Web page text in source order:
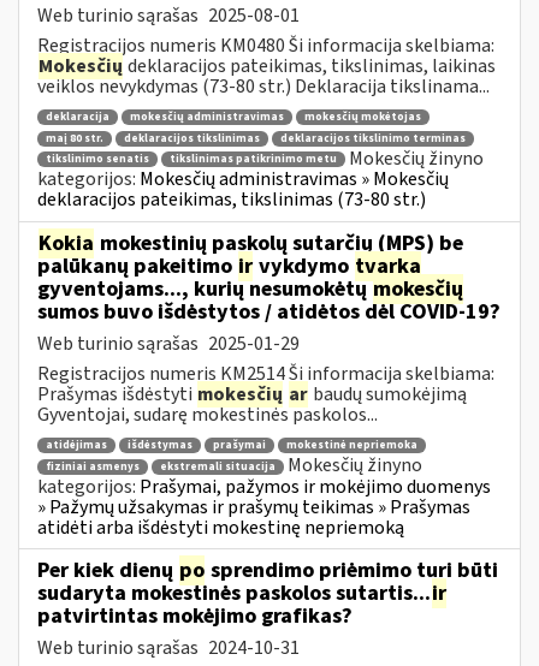
Web turinio sąrašas 2025-08-01
Registracijos numeris KM0480 Ši informacija skelbiama:
Mokesčių deklaracijos pateikimas, tikslinimas, laikinas
veiklos nevykdymas (73-80 str.) Deklaracija tikslinama...
deklaracija mokesčių administravimas
mokesčių mokėtojas
maį 80 str.
deklaracijos tikslinimas
deklaracijos tikslinimo terminas
tikslinimo senatis
tikslinimas patikrinimo metu
Mokesčių žinyno
kategorijos: Mokesčių administravimas » Mokesčių
deklaracijos pateikimas, tikslinimas (73-80 str.)
Kokia mokestinių paskolų sutarčių (MPS) be
palūkanų pakeitimo ir vykdymo tvarka
gyventojams..., kurių nesumokėtųmokesčių
sumos buvo išdėstytos / atidėtos dėl COVID-19?
Web turinio sąrašas 2025-01-29
Registracijos numeris KM2514 Ši informacija skelbiama:
Prašymas išdėstyti mokesčių ar baudų sumokėjimą
Gyventojai, sudarę mokestinės paskolos...
atidėjimas išdėstymas prašymai
mokestinė nepriemoka
fiziniai asmenys
ekstremali situacija
Mokesčių žinyno
kategorijos: Prašymai, pažymos ir mokėjimo duomenys
» Pažymų užsakymas ir prašymų teikimas » Prašymas
atidėti arba išdėstyti mokestinę nepriemoką
Per kiek dienų po sprendimo priėmimo turi būti
sudaryta mokestinės paskolos sutartis...ir
patvirtintas mokėjimo grafikas?
Web turinio sąrašas 2024-10-31